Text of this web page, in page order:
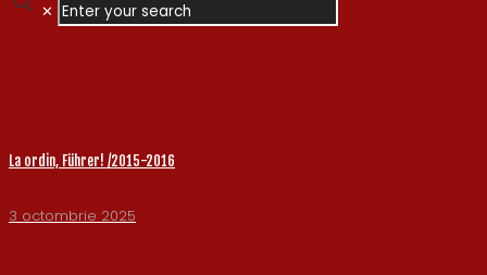
✕
La ordin, Führer! /2015-2016
3 octombrie 2025